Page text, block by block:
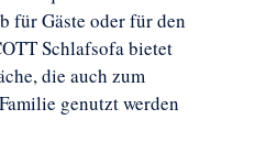
für Gäste oder für den
Schlafsofa bietet
die auch zum
genutzt werden